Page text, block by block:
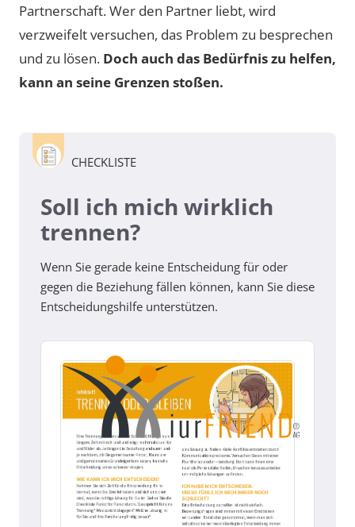
Partnerschaft. Wer den Partner liebt, wird
verzweifelt versuchen, das Problem zu besprechen
und zu lösen. Doch auch das Bedürfnis zu helfen,
kann an seine Grenzen stoßen.
CHECKLISTE
Soll ich mich wirklich
trennen?
Wenn Sie gerade keine Entscheidung für oder
gegen die Beziehung fällen können, kann Sie diese
Entscheidungshilfe unterstützen.